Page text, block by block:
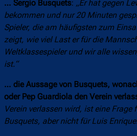
… Sergio Busquets: „Er hat gegen
bekommen und nur 20 Minuten
Spieler, die am häufigsten zum
zeigt, wie viel Last er für die
Weltklassespieler und wir alle
ist.“
… die Aussage von Busquets,
oder Pep Guardiola den Verein
Verein verlassen wird, ist eine Frage
Busquets, aber nicht für Luis